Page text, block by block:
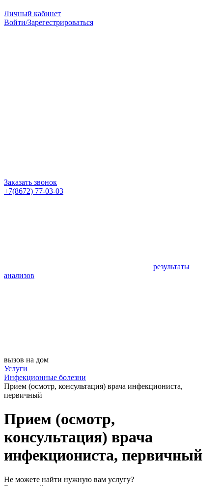
Личный кабинет
Войти/Зарегестрироваться
Заказать звонок
+7(8672) 77-03-03
результаты
анализов
вызов на дом
Услуги
Инфекционные болезни
Прием (осмотр, консультация) врача инфекциониста,
первичный
Прием (осмотр,
консультация) врача
инфекциониста, первичный
Не можете найти нужную вам услугу?